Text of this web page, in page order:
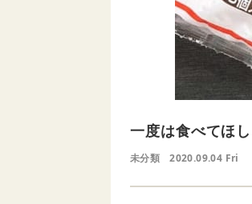
一度は食べてほ
未分類 2020.09.04 Fri